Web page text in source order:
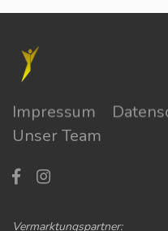
Impressum
Unser Team
Vermarktungspartner: